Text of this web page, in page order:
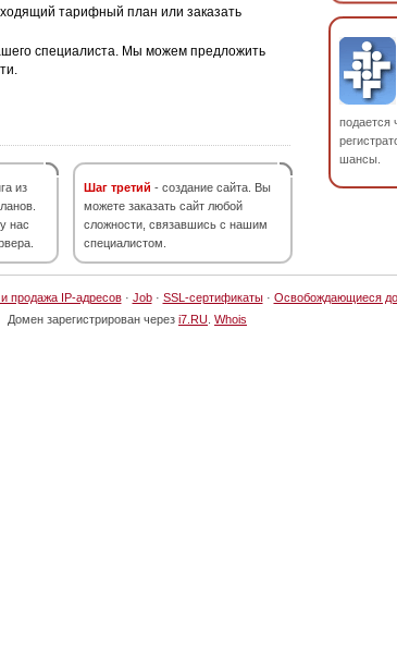
тарифный план или заказать
специалиста. Мы можем предложить
из
нас
Шаг третий - создание сайта. Вы
можете заказать сайт любой
сложности, связавшись с нашим
специалистом.
подается
шансы.
продажа IP-адресов· Job· SSL-сертификаты· Освобождающиеся
Домен зарегистрирован через i7.RU Whois